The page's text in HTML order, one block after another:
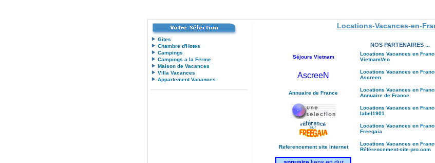
Gites
Chambre d'Hotes
Campings
Campings a la Ferme
Maison de Vacances
Villa Vacances
Appartement Vacances
Locations-Vacances-en-
NOS PARTENAIRES ...
Séjours Vietnam
Locations Vacances en
VietnamVeo
Locations Vacances en
Ascreen
Annuaire de France
Locations Vacances en
Annuaire de France
Locations Vacances en
label1901
Locations Vacances en
Freegaia
Referencement site internet
Locations Vacances en
Référencement-site-pro.com